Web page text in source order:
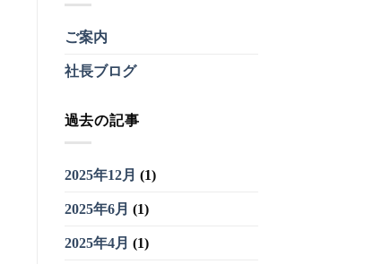
し
し
ョ
ト）
ス
ト
し
ま
た。
ご案内
社長ブログ
過去の記事
2025年12月 (1)
2025年6月 (1)
2025年4月 (1)